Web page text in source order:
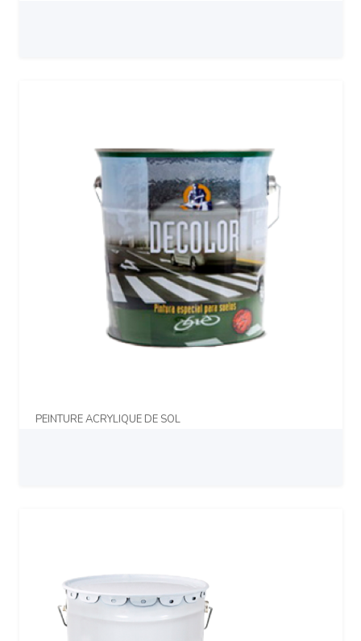
PEINTURE ACRYLIQUE DE SOL